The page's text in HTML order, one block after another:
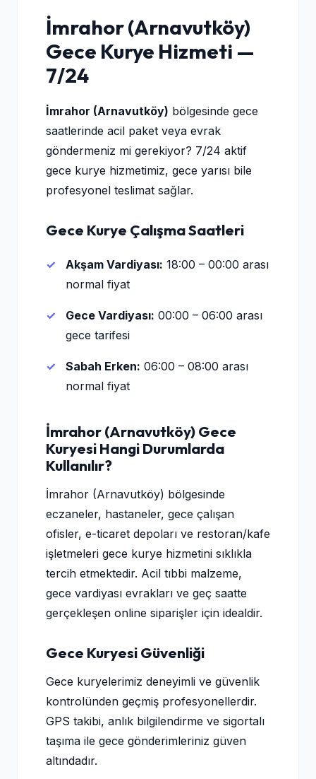
İmrahor (Arnavutköy)
Gece Kurye Hizmeti —
7/24
İmrahor (Arnavutköy) bölgesinde gece
saatlerinde acil paket veya evrak
göndermeniz mi gerekiyor? 7/24 aktif
gece kurye hizmetimiz, gece yarısı bile
profesyonel teslimat sağlar.
Gece Kurye Çalışma Saatleri
Akşam Vardiyası: 18:00 – 00:00 arası
normal fiyat
Gece Vardiyası: 00:00 – 06:00 arası
gece tarifesi
Sabah Erken: 06:00 – 08:00 arası
normal fiyat
İmrahor (Arnavutköy) Gece
Kuryesi Hangi Durumlarda
Kullanılır?
İmrahor (Arnavutköy) bölgesinde
eczaneler, hastaneler, gece çalışan
ofisler, e-ticaret depoları ve restoran/kafe
işletmeleri gece kurye hizmetini sıklıkla
tercih etmektedir. Acil tıbbi malzeme,
gece vardiyası evrakları ve geç saatte
gerçekleşen online siparişler için idealdir.
Gece Kuryesi Güvenliği
Gece kuryelerimiz deneyimli ve güvenlik
kontrolünden geçmiş profesyonellerdir.
GPS takibi, anlık bilgilendirme ve sigortalı
taşıma ile gece gönderimleriniz güven
altındadır.